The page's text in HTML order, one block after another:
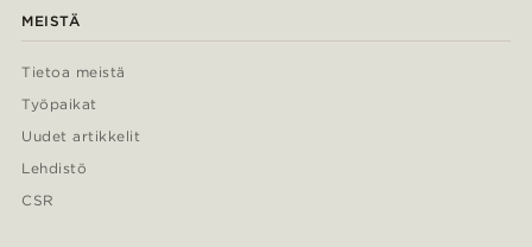
MEISTÄ
Tietoa meistä
Työpaikat
Uudet artikkelit
Lehdistö
CSR